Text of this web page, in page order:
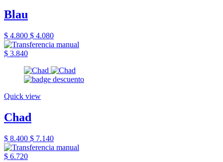
Blau
$ 4.800 $ 4.080
$ 3.840
Quick view
Chad
$ 8.400 $ 7.140
$ 6.720